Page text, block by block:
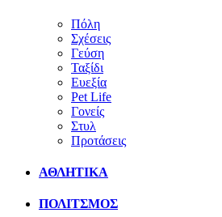
Πόλη
Σχέσεις
Γεύση
Ταξίδι
Ευεξία
Pet Life
Γονείς
Στυλ
Προτάσεις
ΑΘΛΗΤΙΚΑ
ΠΟΛΙΤΣΜΟΣ